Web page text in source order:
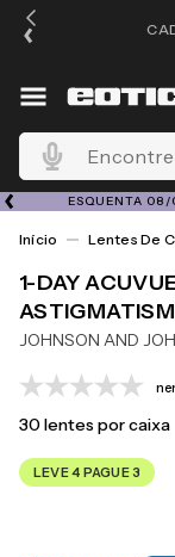
Encontre o
ESQUENTA 08/
Lentes De
1-DAY
JOHNSON AND
30lentes por caixa
LEVE 4 PAGUE 3